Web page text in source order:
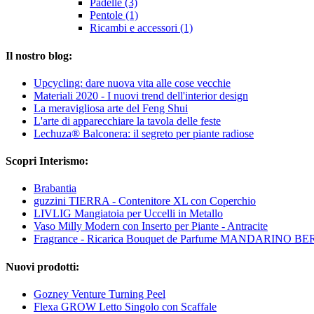
Padelle (3)
Pentole (1)
Ricambi e accessori (1)
Il nostro blog:
Upcycling: dare nuova vita alle cose vecchie
Materiali 2020 - I nuovi trend dell'interior design
La meravigliosa arte del Feng Shui
L'arte di apparecchiare la tavola delle feste
Lechuza® Balconera: il segreto per piante radiose
Scopri Interismo:
Brabantia
guzzini TIERRA - Contenitore XL con Coperchio
LIVLIG Mangiatoia per Uccelli in Metallo
Vaso Milly Modern con Inserto per Piante - Antracite
Fragrance - Ricarica Bouquet de Parfume MANDARINO
Nuovi prodotti:
Gozney Venture Turning Peel
Flexa GROW Letto Singolo con Scaffale